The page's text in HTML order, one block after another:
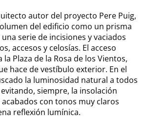
autor del proyecto Pere Puig,
del edificio como un prisma
serie de incisiones y vaciados
accesos y celosías. El acceso
Plaza de la Rosa de los Vientos,
hace de vestíbulo exterior. En el
la luminosidad natural a todos
siempre, la insolación
con tonos muy claros
reflexión lumínica.